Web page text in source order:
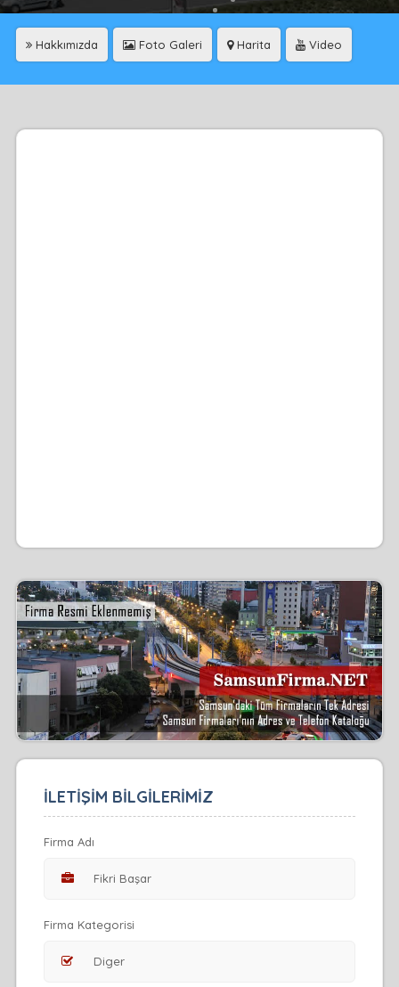
Hakkımızda Foto Galeri Harita Video
İLETİŞİM BİLGİLERİMİZ
Firma Adı
Firma Kategorisi